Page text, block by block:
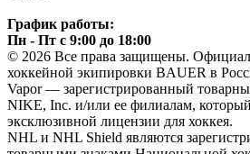
График работы:
Пн - Пт с 9:00 до 18:00
© 2026 Все права защищены.
хоккейной экипировки BAUER в
Vapor — зарегистрированный
NIKE, Inc. и/или ее филиалам, который
эксклюзивной лицензии для хоккея.
NHL и NHL Shield являются